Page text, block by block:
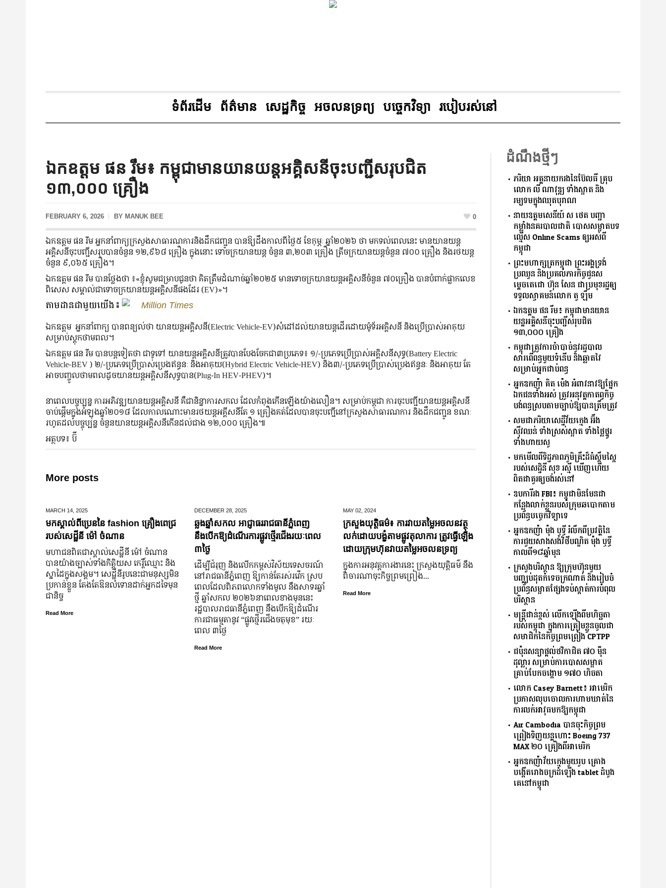
ទំព័រដើម ព័ត៌មាន សេដ្ឋកិច្ច អចលនទ្រព្យ បច្ចេកវិទ្យា របៀបរស់នៅ
ឯកឧត្តម ផន រឹម៖ កម្ពុជាមានយានយន្តអគ្គិសនីចុះបញ្ជីសរុបជិត
១៣,០០០ គ្រឿង
FEBRUARY 6, 2026 BY MANUK BEE 0
ឯកឧត្តម ផន រឹម អ្នកនាំពាក្យក្រសួងសាធារណការនិងដឹកជញ្ជូន បានឱ្យដឹងកាលពីថ្ងៃ៥ ខែកុម្ភៈ ឆ្នាំ២០២៦ ថា មកទល់ពេលនេះ មានយានយន្ត
អគ្គិសនីចុះបញ្ជីសរុបបានចំនួន ១២,៩៦៨ គ្រឿង ក្នុងនោះ ទោចក្រយានយន្ត ចំនួន ៣,២០៣ គ្រឿង ត្រីចក្រយានយន្តចំនួន ៧០០ គ្រឿង និងរថយន្ត
ចំនួន ៩,០៦៥ គ្រឿង។
ឯកឧត្តម ផន រឹម បានថ្លែងថា ៖«ខ្ញុំសូមជម្រាបជូនថា គិតត្រឹមដំណាច់ឆ្នាំ២០២៥ មានទោចក្រយានយន្តអគ្គិសនីចំនួន ៧០គ្រឿង បានបំពាក់ផ្លាកលេខ
ពិសេស សម្គាល់ជាទោចក្រយានយន្តអគ្គិសនីផងដែរ (EV)»។
តាមដានជាមួយយើង៖ Million Times
ឯកឧត្តម អ្នកនាំពាក្យ បានពន្យល់ថា យានយន្តអគ្គិសនី(Electric Vehicle-EV)សំដៅដល់យានយន្តដើរដោយម៉ូទ័រអគ្គិសនី និងប្រើប្រាស់អាគុយ
សម្រាប់ស្តុកថាមពល។
ឯកឧត្តម ផន រឹម បានបន្តទៀតថា ជាទូទៅ យានយន្តអគ្គិសនីត្រូវបានបែងចែកជា៣ប្រភេទ៖ ១/-ប្រភេទប្រើប្រាស់អគ្គិសនីសុទ្ធ(Battery Electric
Vehicle-BEV ) ២/-ប្រភេទប្រើប្រាស់ប្រេងឥន្ធនៈ និងអាគុយ(Hybrid Electric Vehicle-HEV) និង៣/-ប្រភេទប្រើប្រាស់ប្រេងឥន្ធនៈ និងអាគុយ តែ
អាចបញ្ចូលថាមពលដូចយានយន្តអគ្គិសនីសុទ្ធបាន(Plug-In HEV-PHEV)។
នាពេលបច្ចុប្បន្ន ការអភិវឌ្ឍយានយន្តអគ្គិសនី គឺជានិន្នាការសកល ដែលកំពុងកើនឡើងយ៉ាងលឿន។ សម្រាប់កម្ពុជា ការចុះបញ្ជីយានយន្តអគ្គិសនី
ចាប់ផ្តើមក្នុងអំឡុងឆ្នាំ២០១៨ ដែលកាលណោះមានរថយន្តអគ្គីសនីតែ ១ គ្រឿងគត់ដែលបានចុះបញ្ជីនៅក្រសួងសាធារណការ និងដឹកជញ្ជូន ខណៈ
រហូតដល់បច្ចុប្បន្ន ចំនួនយានយន្តអគ្គិសនីកើនដល់ជាង ១២,០០០ គ្រឿង៕
អត្ថបទ៖ ប៊ី
More posts
MARCH 14, 2025
មកស្គាល់ពីប្រេននៃ​ fashion គ្រឿងពេជ្រ
របស់សេដ្ឋីនី ម៉ៅ ចំណាន
មហាជន​ពិតជា​ស្គាល់​សេដ្ឋី​នី ម៉ៅ ចំណាន
បាន​យ៉ាង​ច្បាស់​ទាំង​កិត្តិយស កេរ្តិ៍ឈ្មោះ និង​
ស្នាដៃ​ក្នុង​សង្គម។ សេដ្ឋី​នី​រូប​នេះ​ជា​មនុស្ស​មិន​
ប្រកាន់​ខ្លួន តែងតែ​ឱនលំទោន​ដាក់​អ្នក​ដទៃ​មុន​
ជានិច្ច
Read More
DECEMBER 28, 2025
ឆ្លងឆ្នាំសកល អាជ្ញាធររាជធានីភ្នំពេញ
នឹងបើកឱ្យដំណើរការផ្លូវថ្មើរជើងរយៈពេល
៣ថ្ងៃ
ដើម្បីជំរុញ និងលើកកម្ពស់វិស័យទេសចរណ៍
នៅរាជធានីភ្នំពេញ ឱ្យកាន់តែរស់រវើក ស្រប
ពេលដែលពិភពលោកទាំងមូល នឹង​សាទរឆ្នាំ
ថ្មី ឆ្នាំសកល ២០២៦នាពេលខាងមុននេះ
រដ្ឋបាលរាជធានីភ្នំពេញ នឹងបើកឱ្យដំណើរ
ការជាធម្មតានូវ “ផ្លូវថ្មើរជើងចតុមុខ” រយៈ
ពេល ៣ថ្ងៃ
Read More
MAY 02, 2024
ក្រសួងយុត្តិធម៌៖ ការវាយតម្លៃអចលនវត្ថុ
លក់ដោយបង្ខំតាមផ្លូវតុលាការ ត្រូវធ្វើឡើង
ដោយក្រុមហ៊ុនវាយតម្លៃអចលនទ្រព្យ
ក្នុងការអនុវត្តការងារនេះ ក្រសួងយុត្តិធម៌ នឹង
ពិចារណាចុះកិច្ចព្រមព្រៀង...
Read More
ដំណឹងថ្មីៗ
ភរិយា អគ្គនាយករងនៃប៊ែលធី គ្រុប
លោក លី ណាវុឌ្ឍ ទាំងស្អាត និង
រម្យទមក្នុងឈុតបុរាណ
នាយឧត្តមសេនីយ៍ ស ថេត បញ្ជា
កម្លាំងនគរបាលជាតិ បោសសម្អាតបទ
ល្មើស Online Scams ឲ្យអស់ពី
កម្ពុជា
ព្រះមហាក្សត្រកម្ពុជា ព្រះអង្គទ្រង់
ប្រឈួន និងប្រគល់ភារ​កិច្ចជូនស
ម្តេចតេជោ ហ៊ុន សែន ជាប្រមុខរដ្ឋឲ្យ
ទទួលស្វាគមន៍លោក តូ ឡឹម
ឯកឧត្តម ផន រឹម៖ កម្ពុជាមានយាន
យន្តអគ្គិសនីចុះបញ្ជីសរុបជិត
១៣,០០០ គ្រឿង
កម្ពុជាត្រូវការចំាបាច់នូវរដ្ឋបាល
សារពើពន្ធមួយទំនើប និងឆ្លាតវៃ
សម្រាប់អ្នកជាប់ពន្ធ
អ្នកឧកញ៉ា គិត ម៉េង អំពាវនាវឱ្យផ្នែក
ឯកជនទាំងអស់ ត្រូវអនុវត្តកាតព្វកិច្ច
បង់ពន្ធស្របតាមច្បាប់ឱ្យបានត្រឹមត្រូវ
សមជាភរិយាសេដ្ឋីវ័យក្មេង អ៊ឹង
ស៊ីវឈន់ ទាំងស្រស់ស្អាត ទាំងថ្លៃថ្នូរ
ទាំងហាយសូ
មកមើលពីទិដ្ឋភាពភូមិគ្រឹះដ៏ធំស្កឹមស្កៃ
របស់សេដ្ឋិនី សុខ រស្មី ឃើញហើយ
ពិតជាគួរឲ្យចង់រស់នៅ
ឧបការីរង FBI៖ កម្ពុជាមិនមែនជា
កន្លែងលាក់ខ្លួនរបស់ក្រុមឆបោកតាម
ប្រព័ន្ធបច្ចេកវិទ្យាទេ
អ្នកឧកញ៉ា ម៉ុង ឬទ្ធី រំលឹកពីប្រវត្តិនៃ
ការជួយសាងសង់​វិថី​បណ្ឌិត​ ម៉ុង​ ឬទ្ធី
កាលពី១៨ឆ្នាំមុន
ក្រសួងបរិស្ថាន ឱ្យក្រុមហ៊ុនមួយ
បញ្ឈប់ដុតកំទេចក្រណាត់ និងរៀបចំ
ប្រព័ន្ធសម្អាតផ្សែងទប់ស្កាត់ការបំពុល
បរិស្ថាន
មន្ត្រីជាន់ខ្ពស់ លើកឡើងពីមហិច្ឆតា
របស់កម្ពុជា ក្នុងការត្រៀមខ្លួនចូលជា
សមាជិកនៃកិច្ចព្រមព្រៀង CPTPP
ជប៉ុនសន្យាផ្តល់ថវិកាជិត ៧០ ម៉ឺន
ដុល្លារ សម្រាប់ការបោសសម្អាត
គ្រាប់បែកចង្កោម ១៧០ ហិចតា
លោក Casey Barnett៖ អាមេរិក
ប្រកាសលុបចោលការហាមឃាត់នៃ
ការលក់អាវុធមកឱ្យកម្ពុជា
Air Cambodia បានចុះកិច្ចព្រម
ព្រៀងទិញយន្តហោះ Boeing 737
MAX ២០ គ្រឿងពីអាមេរិក
អ្នកឧកញ៉ាវ័យក្មេងមួយរូប គ្រោង
បង្កើតរោងចក្រដំឡើង tablet ដំបូង
គេនៅកម្ពុជា